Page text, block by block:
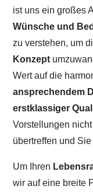
ist uns ein großes
Wünsche und
zu verstehen, um
Konzept
Wert auf die
ansprechendem
erstklassiger
Vorstellungen
übertreffen und
Um Ihren
wir auf eine breite